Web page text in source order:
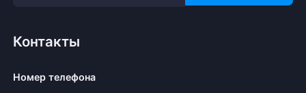
Контакты
Номер телефона